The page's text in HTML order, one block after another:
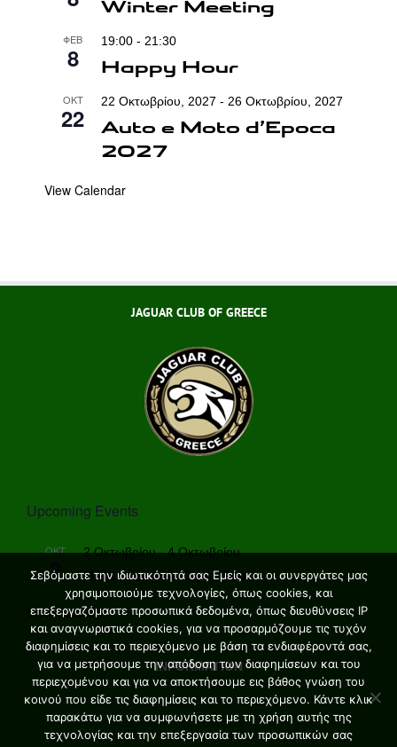
Winter Meeting
ΦΕΒ
8
19:00 - 21:30
Happy Hour
ΟΚΤ
22
22 Οκτωβρίου, 2027 - 26 Οκτωβρίου, 2027
Auto e Moto d’Epoca
2027
View Calendar
JAGUAR CLUB OF GREECE
Upcoming Events
ΟΚΤ
2
2 Οκτωβρίου-4 Οκτωβρίου
MANI Peninsula Grand Tour
View Calendar
INFORMATION
Σεβόμαστε την ιδιωτικότητά σας Εμείς και οι συνεργάτες μας
χρησιμοποιούμε τεχνολογίες, όπως cookies, και
επεξεργαζόμαστε προσωπικά δεδομένα, όπως διευθύνσεις IP
και αναγνωριστικά cookies, για να προσαρμόζουμε τις τυχόν
διαφημίσεις και το περιεχόμενο με βάση τα ενδιαφέροντά σας,
για να μετρήσουμε την απόδοση των διαφημίσεων και του
περιεχομένου και για να αποκτήσουμε εις βάθος γνώση του
κοινού που είδε τις διαφημίσεις και το περιεχόμενο. Κάντε κλικ
παρακάτω για να συμφωνήσετε με τη χρήση αυτής της
τεχνολογίας και την επεξεργασία των προσωπικών σας